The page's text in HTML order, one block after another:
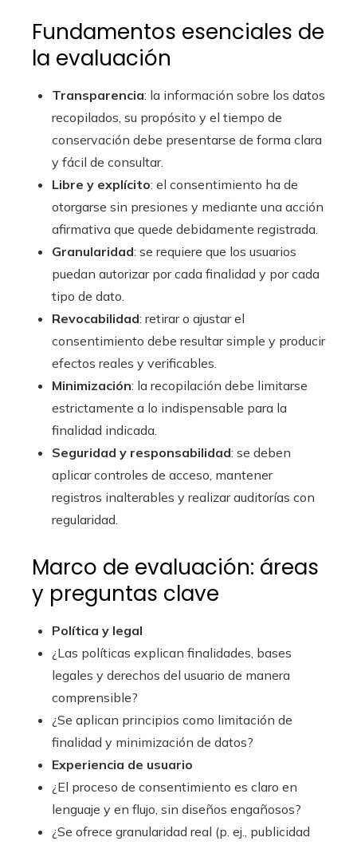
Fundamentos esenciales de
la evaluación
Transparencia: la información sobre los datos
recopilados, su propósito y el tiempo de
conservación debe presentarse de forma clara
y fácil de consultar.
Libre y explícito: el consentimiento ha de
otorgarse sin presiones y mediante una acción
afirmativa que quede debidamente registrada.
Granularidad: se requiere que los usuarios
puedan autorizar por cada finalidad y por cada
tipo de dato.
Revocabilidad: retirar o ajustar el
consentimiento debe resultar simple y producir
efectos reales y verificables.
Minimización: la recopilación debe limitarse
estrictamente a lo indispensable para la
finalidad indicada.
Seguridad y responsabilidad: se deben
aplicar controles de acceso, mantener
registros inalterables y realizar auditorías con
regularidad.
Marco de evaluación: áreas
y preguntas clave
Política y legal
¿Las políticas explican finalidades, bases
legales y derechos del usuario de manera
comprensible?
¿Se aplican principios como limitación de
finalidad y minimización de datos?
Experiencia de usuario
¿El proceso de consentimiento es claro en
lenguaje y en flujo, sin diseños engañosos?
¿Se ofrece granularidad real (p. ej., publicidad